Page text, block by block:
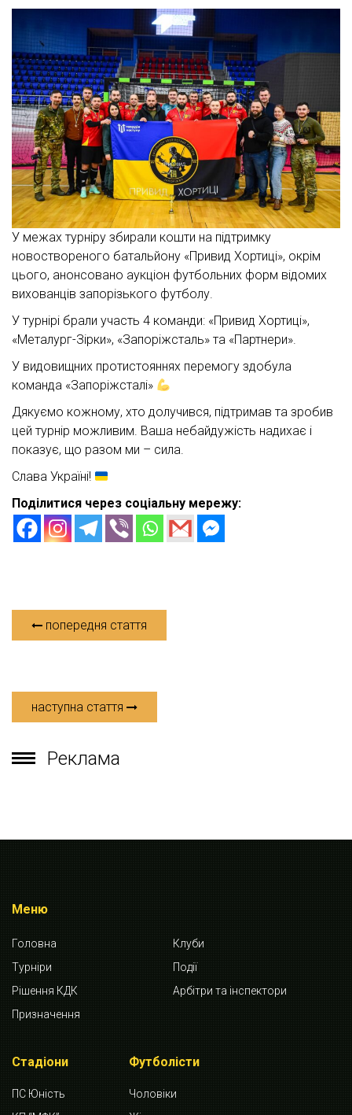
У межах турніру збирали кошти на підтримку
новоствореного батальйону «Привид Хортиці», окрім
цього, анонсовано аукціон футбольних форм відомих
вихованців запорізького футболу.
У турнірі брали участь 4 команди: «Привид Хортиці»,
«Металург-Зірки», «Запоріжсталь» та «Партнери».
У видовищних протистояннях перемогу здобула
команда «Запоріжсталі»
Дякуємо кожному, хто долучився, підтримав та зробив
цей турнір можливим. Ваша небайдужість надихає і
показує, що разом ми – сила.
Слава Україні!
Поділитися через соціальну мережу:
попередня стаття
наступна стаття
Реклама
Меню
Головна
Клуби
Турніри
Події
Рішення КДК
Арбітри та інспектори
Призначення
Стадіони
ПС Юність
Футболісти
Чоловіки